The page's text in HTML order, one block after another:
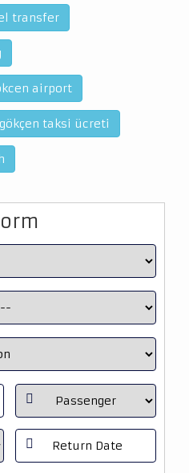
transfer
airport
taksi ücreti